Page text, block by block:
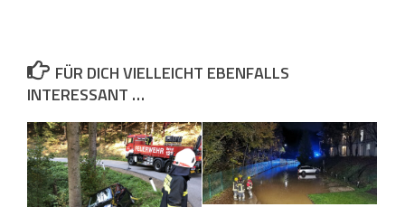
FÜR DICH VIELLEICHT EBENFALLS
INTERESSANT …